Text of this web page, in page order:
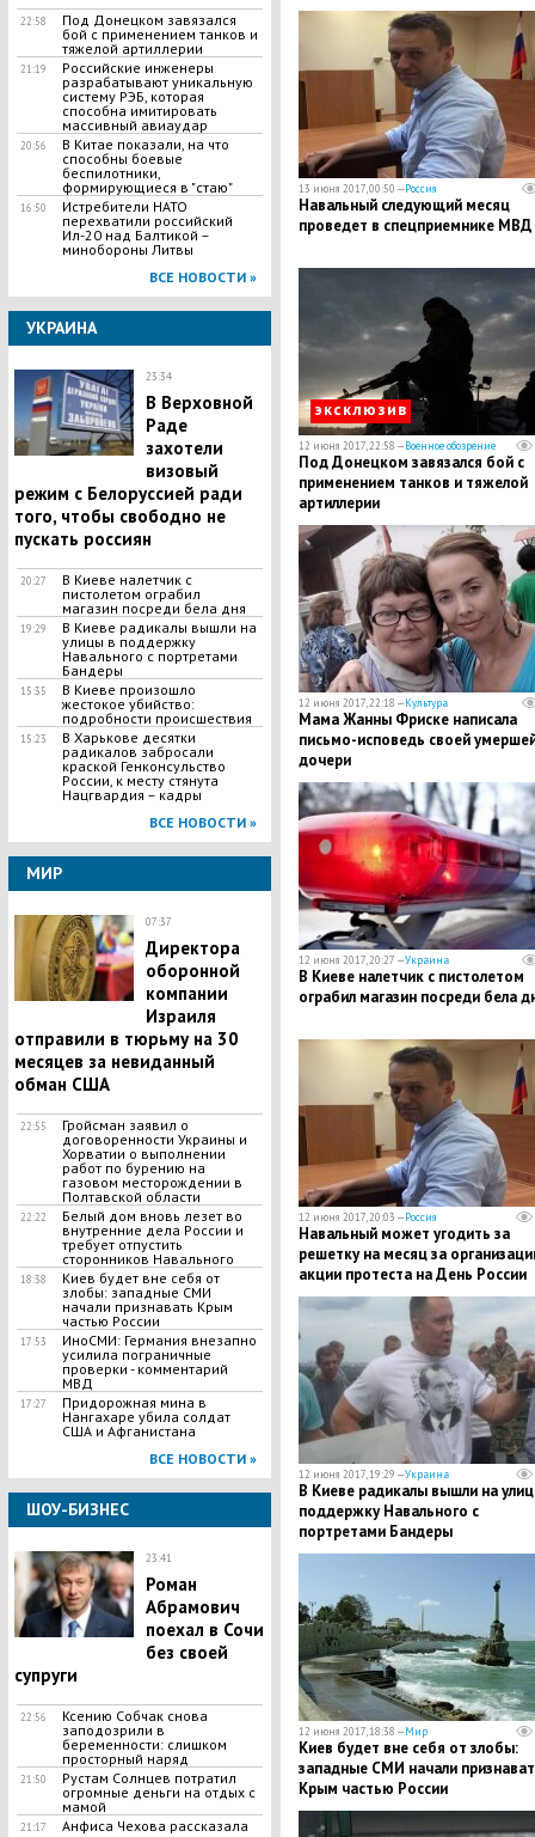
22:58
Под Донецком завязался
бой с применением танков и
тяжелой артиллерии
21:19
Российские инженеры
разрабатывают уникальную
систему РЭБ, которая
способна имитировать
массивный авиаудар
20:56
В Китае показали, на что
способны боевые
беспилотники,
формирующиеся в "стаю"
16:50
Истребители НАТО
перехватили российский
Ил-20 над Балтикой –
минобороны Литвы
ВСЕ НОВОСТИ »
УКРАИНА
23:34
В Верховной
Раде
захотели
визовый
режим с Белоруссией ради
того, чтобы свободно не
пускать россиян
20:27
В Киеве налетчик с
пистолетом ограбил
магазин посреди бела дня
19:29
В Киеве радикалы вышли на
улицы в поддержку
Навального с портретами
Бандеры
15:35
В Киеве произошло
жестокое убийство:
подробности происшествия
15:23
В Харькове десятки
радикалов забросали
краской Генконсульство
России, к месту стянута
Нацгвардия – кадры
ВСЕ НОВОСТИ »
МИР
07:37
Директора
оборонной
компании
Израиля
отправили в тюрьму на 30
месяцев за невиданный
обман США
22:55
​Гройсман заявил о
договоренности Украины и
Хорватии о выполнении
работ по бурению на
газовом месторождении в
Полтавской области
22:22
Белый дом вновь лезет во
внутренние дела России и
требует отпустить
сторонников Навального
18:38
Киев будет вне себя от
злобы: западные СМИ
начали признавать Крым
частью России
17:53
ИноСМИ: Германия внезапно
усилила пограничные
проверки - комментарий
МВД
17:27
Придорожная мина в
Нангахаре убила солдат
США и Афганистана
ВСЕ НОВОСТИ »
ШОУ-БИЗНЕС
23:41
Роман
Абрамович
поехал в Сочи
без своей
супруги
22:56
Ксению Собчак снова
заподозрили в
беременности: слишком
просторный наряд
21:50
Рустам Солнцев потратил
огромные деньги на отдых с
мамой
21:17
Анфиса Чехова рассказала
13 июня 2017, 00:50 —Россия
Навальный следующий месяц
проведет в спецприемнике МВД
эксклюзив
12 июня 2017, 22:58 —Военное обозрение
Под Донецком завязался бой с
применением танков и тяжелой
артиллерии
12 июня 2017, 22:18 —Культура
Мама Жанны Фриске написала
письмо-исповедь своей
дочери
12 июня 2017, 20:27 —Украина
В Киеве налетчик с пистолетом
ограбил магазин посреди бела
12 июня 2017, 20:03 —Россия
Навальный может угодить за
решетку на месяц за
акции протеста на День России
12 июня 2017, 19:29 —Украина
В Киеве радикалы вышли на
поддержку Навального с
портретами Бандеры
12 июня 2017, 18:38 —Мир
Киев будет вне себя от злобы:
западные СМИ начали
Крым частью России